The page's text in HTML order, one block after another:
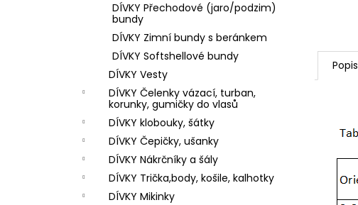
DÍVKY Přechodové (jaro/podzim)
bundy
DÍVKY Zimní bundy s beránkem
DÍVKY Softshellové bundy
DÍVKY Vesty
DÍVKY Čelenky vázací, turban,
korunky, gumičky do vlasů
DÍVKY klobouky, šátky
DÍVKY Čepičky, ušanky
DÍVKY Nákrčníky a šály
DÍVKY Trička,body, košile, kalhotky
DÍVKY Mikinky
Popis